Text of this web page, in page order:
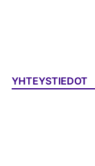
YHTEYSTIEDOT